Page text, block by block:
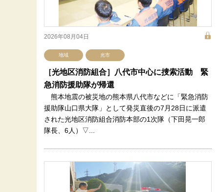
2026年08月04日
地域 光市
［光地区消防組合］八代市中心に捜索活動 緊
急消防援助隊が帰還
熊本地震の被災地の熊本県八代市などに「緊急消防
援助隊山口県大隊」として発災直後の7月28日に派遣
された光地区消防組合消防本部の1次隊（下田晃一郎
隊長、6人）▽...